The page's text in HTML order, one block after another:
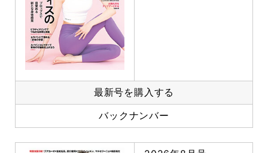
最新号を購入する
バックナンバー